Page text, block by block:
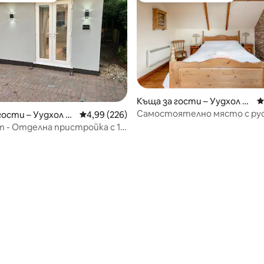
– Уудхол С
Средна оценка: 4,99 от 5, 226 отзива
4,99 (226)
- Отделна пристройка с 1
Къща за гости – Уудхол С
пa
Самостоятелно място с